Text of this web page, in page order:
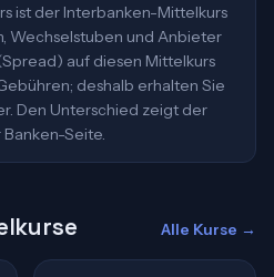
ist der Interbanken-Mittelkurs
Wechselstuben und Anbieter
auf diesen Mittelkurs
deshalb erhalten Sie
Den Unterschied zeigt der
Seite.
Alle Kurse →